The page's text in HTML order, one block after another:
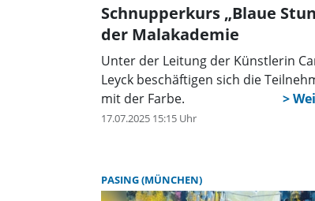
Schnupperkurs „Blaue
der Malakademie
Unter der Leitung der Künstlerin
Leyck beschäftigen sich die
mit der Farbe.
17.07.2025 15:15 Uhr
PASING (MÜNCHEN)